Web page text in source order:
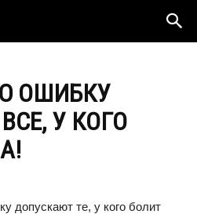
ОШИБКУ
У КОГО
допускают те, у кого болит